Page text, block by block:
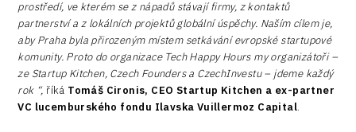
prostředí, ve kterém se z nápadů stávají firmy, z kontaktů
partnerství a z lokálních projektů globální úspěchy. Naším cílem je,
aby Praha byla přirozeným místem setkávání evropské startupové
komunity. Proto do organizace Tech Happy Hours my organizátoři –
ze Startup Kitchen, Czech Founders a CzechInvestu – jdeme každý
rok “, říká Tomáš Cironis, CEO Startup Kitchen a ex-partner
VC lucemburského fondu Ilavska Vuillermoz Capital.